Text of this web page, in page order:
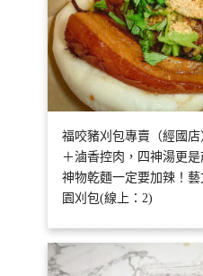
福咬豬刈包專賣（經國
＋滷香控肉，四神湯更
神物乾麵一定要加辣！
園刈包(線上：2)